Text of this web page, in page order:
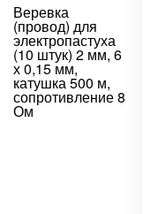
Веревка
(провод) для
электропастуха
(10 штук) 2 мм, 6
х 0,15 мм,
катушка 500 м,
сопротивление 8
Ом